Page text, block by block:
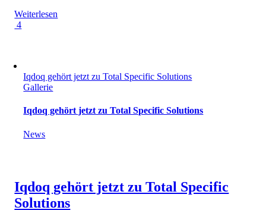
Weiterlesen
4
Iqdoq gehört jetzt zu Total Specific Solutions
Gallerie
Iqdoq gehört jetzt zu Total Specific Solutions
News
Iqdoq gehört jetzt zu Total Specific
Solutions